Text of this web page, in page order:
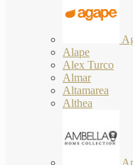
Alape
Alex Turco
Almar
Altamarea
Althea